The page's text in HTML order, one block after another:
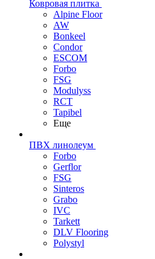
Ковровая плитка
Alpine Floor
AW
Bonkeel
Condor
ESCOM
Forbo
FSG
Modulyss
RCT
Tapibel
Еще
ПВХ линолеум
Forbo
Gerflor
FSG
Sinteros
Grabo
IVC
Tarkett
DLV Flooring
Polystyl